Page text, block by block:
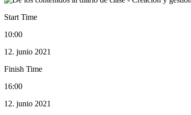
Start Time
10:00
12. junio 2021
Finish Time
16:00
12. junio 2021